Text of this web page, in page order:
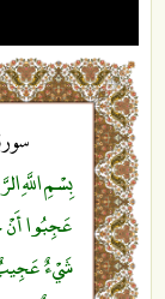
بِسْمِ اللَّهِ
عَجِبُوا
شَيْءٌ